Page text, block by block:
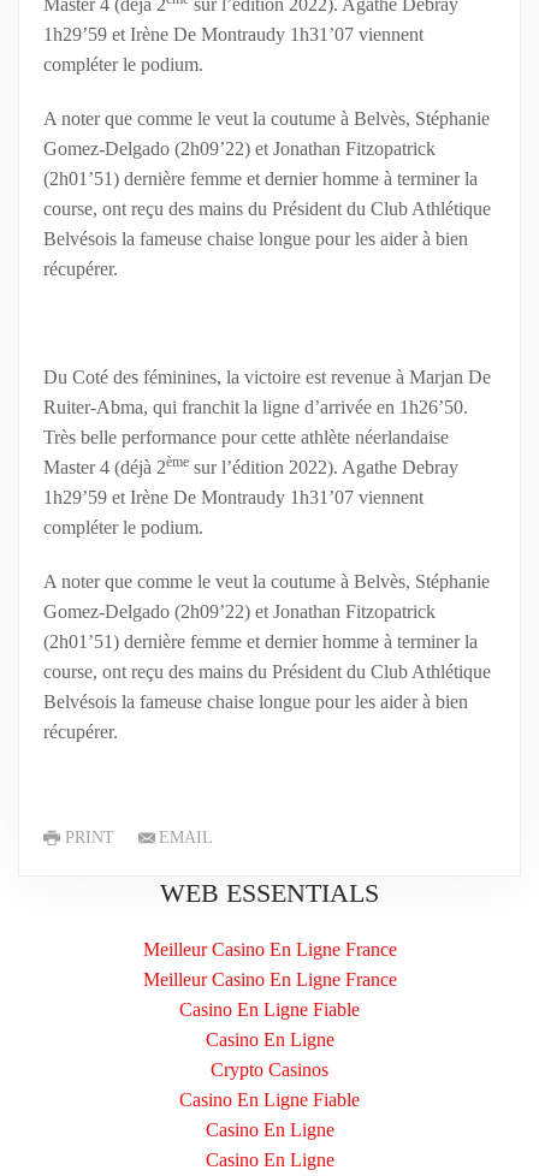
Master 4 (déjà 2
sur l’édition 2022). Agathe Debray
1h29’59 et Irène De Montraudy 1h31’07 viennent
compléter le podium.
A noter que comme le veut la coutume à Belvès, Stéphanie
Gomez-Delgado (2h09’22) et Jonathan Fitzopatrick
(2h01’51) dernière femme et dernier homme à terminer la
course, ont reçu des mains du Président du Club Athlétique
Belvésois la fameuse chaise longue pour les aider à bien
récupérer.
Du Coté des féminines, la victoire est revenue à Marjan De
Ruiter-Abma, qui franchit la ligne d’arrivée en 1h26’50.
Très belle performance pour cette athlète néerlandaise
Master 4 (déjà 2ème sur l’édition 2022). Agathe Debray
1h29’59 et Irène De Montraudy 1h31’07 viennent
compléter le podium.
A noter que comme le veut la coutume à Belvès, Stéphanie
Gomez-Delgado (2h09’22) et Jonathan Fitzopatrick
(2h01’51) dernière femme et dernier homme à terminer la
course, ont reçu des mains du Président du Club Athlétique
Belvésois la fameuse chaise longue pour les aider à bien
récupérer.
PRINT EMAIL
WEB ESSENTIALS
Meilleur Casino En Ligne France
Meilleur Casino En Ligne France
Casino En Ligne Fiable
Casino En Ligne
Crypto Casinos
Casino En Ligne Fiable
Casino En Ligne
Casino En Ligne